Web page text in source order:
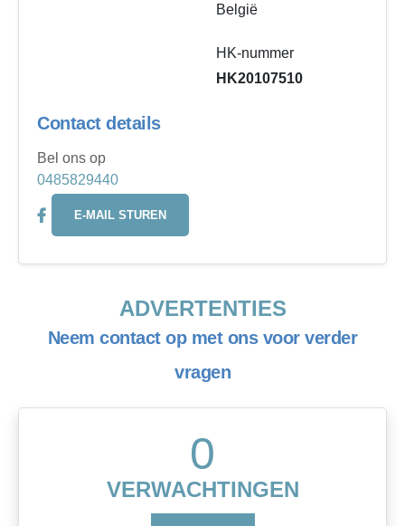
België
HK-nummer
HK20107510
Contact details
Bel ons op
0485829440
E-MAIL STUREN
ADVERTENTIES
Neem contact op met ons voor verder
vragen
0
VERWACHTINGEN